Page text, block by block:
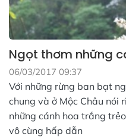
Ngọt thơm những
06/03/2017 09:37
Với những rừng ban bạt
chung và ở Mộc Châu nói
những cánh hoa trắng
vô cùng hấp dẫn